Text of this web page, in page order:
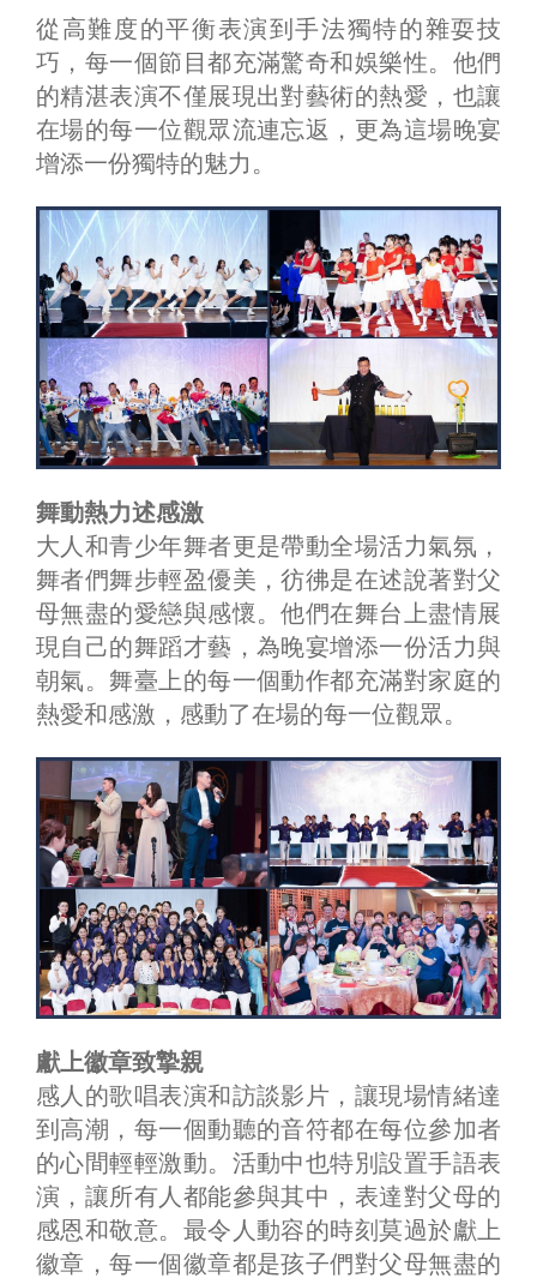
從高難度的平衡表演到手法獨特的雜耍技
巧，每一個節目都充滿驚奇和娛樂性。他們
的精湛表演不僅展現出對藝術的熱愛，也讓
在場的每一位觀眾流連忘返，更為這場晚宴
增添一份獨特的魅力。
舞動熱力述感激
大人和青少年舞者更是帶動全場活力氣氛，
舞者們舞步輕盈優美，彷彿是在述說著對父
母無盡的愛戀與感懷。他們在舞台上盡情展
現自己的舞蹈才藝，為晚宴增添一份活力與
朝氣。舞臺上的每一個動作都充滿對家庭的
熱愛和感激，感動了在場的每一位觀眾。
獻上徽章致摯親
感人的歌唱表演和訪談影片，讓現場情緒達
到高潮，每一個動聽的音符都在每位參加者
的心間輕輕激動。活動中也特別設置手語表
演，讓所有人都能參與其中，表達對父母的
感恩和敬意。最令人動容的時刻莫過於獻上
徽章，每一個徽章都是孩子們對父母無盡的